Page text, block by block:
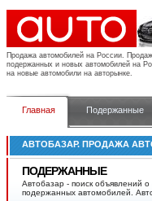
Продажа автомобилей на России.
подержанных и новых автомобилей на
на новые автомобили на авторынке.
Главная Подержанные
АВТОБАЗАР. ПРОДАЖА
ПОДЕРЖАННЫЕ
Автобазар - поиск объявлений
подержанных автомобилей.